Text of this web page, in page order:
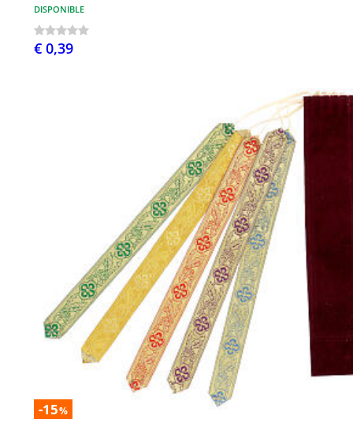
DISPONIBLE
€ 0,39
-15%